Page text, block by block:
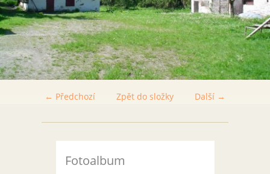
← Předchozí Další →
Zpět do složky
Fotoalbum